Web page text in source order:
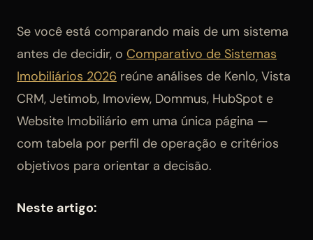
Se você está comparando mais de um sistema
antes de decidir, o Comparativo de Sistemas
Imobiliários 2026 reúne análises de Kenlo, Vista
CRM, Jetimob, Imoview, Dommus, HubSpot e
Website Imobiliário em uma única página —
com tabela por perfil de operação e critérios
objetivos para orientar a decisão.
Neste artigo: